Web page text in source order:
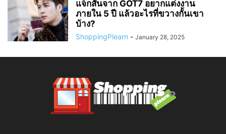
แจ็กสันจาก GOT7 อยากแต่งงาน
ภายใน 5 ปี แล้วอะไรที่ขวางกั้นเขา
บ้าง?
ShoppingPlearn - January 28, 2025